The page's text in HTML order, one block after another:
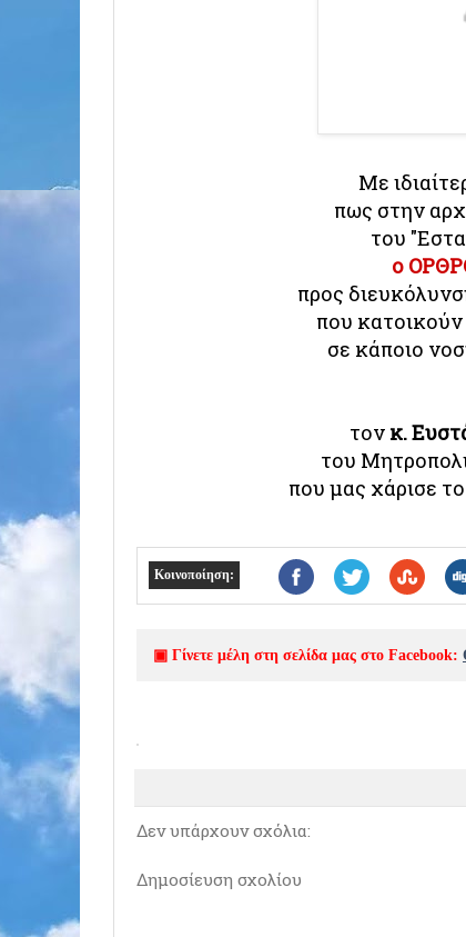
Με
πως στην
του
ο
προς
που
σε κάποιο
τον κ.
του
που μας χάρισε
Κοινοποίηση:
▣ Γίνετε μέλη στη σελίδα μας στο Facebook:
Δεν υπάρχουν σχόλια:
Δημοσίευση σχολίου